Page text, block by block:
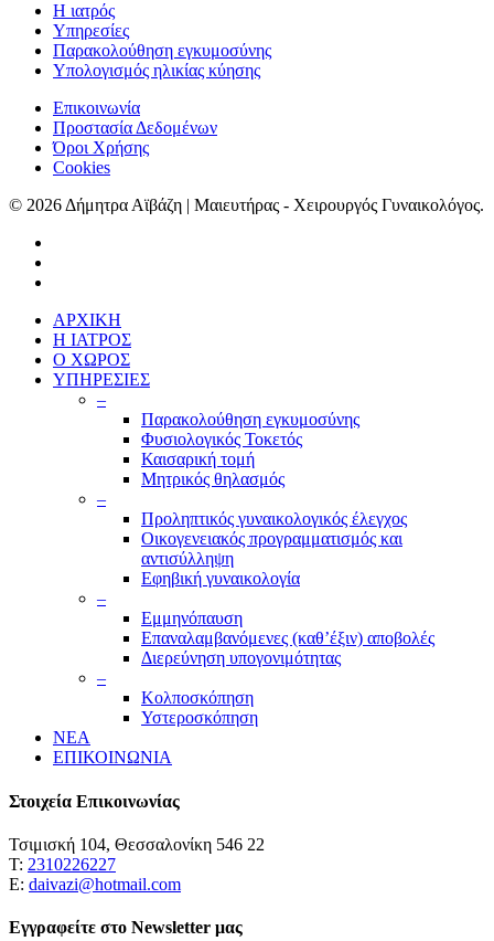
Η ιατρός
Υπηρεσίες
Παρακολούθηση εγκυμοσύνης
Υπολογισμός ηλικίας κύησης
Επικοινωνία
Προστασία Δεδομένων
Όροι Χρήσης
Cookies
© 2026 Δήμητρα Αϊβάζη | Μαιευτήρας - Χειρουργός Γυναικολόγος.
ΑΡΧΙΚΗ
Η ΙΑΤΡΟΣ
Ο ΧΩΡΟΣ
ΥΠΗΡΕΣΙΕΣ
–
Παρακολούθηση εγκυμοσύνης
Φυσιολογικός Τοκετός
Καισαρική τομή
Μητρικός θηλασμός
–
Προληπτικός γυναικολογικός έλεγχος
Οικογενειακός προγραμματισμός και
αντισύλληψη
Εφηβική γυναικολογία
–
Εμμηνόπαυση
Επαναλαμβανόμενες (καθ’έξιν) αποβολές
Διερεύνηση υπογονιμότητας
–
Κολποσκόπηση
Υστεροσκόπηση
ΝΕΑ
ΕΠΙΚΟΙΝΩΝΙΑ
Στοιχεία Επικοινωνίας
Τσιμισκή 104, Θεσσαλονίκη 546 22
Τ: 2310226227
Ε: daivazi@hotmail.com
Εγγραφείτε στο Newsletter μας